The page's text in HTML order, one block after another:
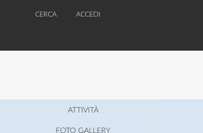
CERCA ACCEDI
ATTIVITÀ
FOTO GALLERY